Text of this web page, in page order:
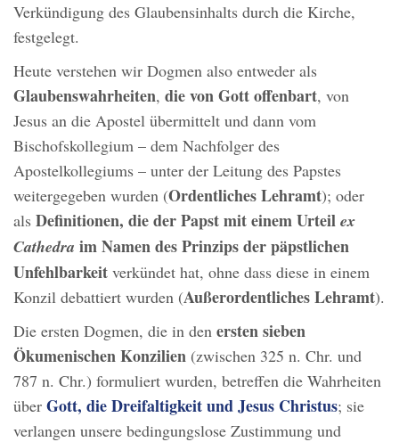
Verkündigung des Glaubensinhalts durch die Kirche,
festgelegt.
Heute verstehen wir Dogmen also entweder als
Glaubenswahrheiten, die von Gott offenbart, von
Jesus an die Apostel übermittelt und dann vom
Bischofskollegium – dem Nachfolger des
Apostelkollegiums – unter der Leitung des Papstes
weitergegeben wurden (Ordentliches Lehramt); oder
als Definitionen, die der Papst mit einem Urteil ex
Cathedra im Namen des Prinzips der päpstlichen
Unfehlbarkeit verkündet hat, ohne dass diese in einem
Konzil debattiert wurden (Außerordentliches Lehramt).
Die ersten Dogmen, die in den ersten sieben
Ökumenischen Konzilien (zwischen 325 n. Chr. und
787 n. Chr.) formuliert wurden, betreffen die Wahrheiten
über Gott, die Dreifaltigkeit und Jesus Christus; sie
verlangen unsere bedingungslose Zustimmung und